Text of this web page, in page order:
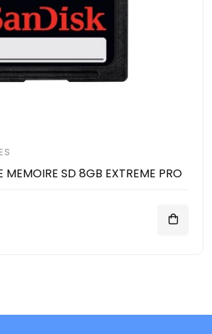
MEMOIRE SD 8GB EXTREME PRO